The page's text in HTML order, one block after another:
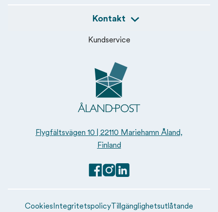
Åland Post
Kontakt
Kundservice
Flygfältsvägen 10 | 22110 Mariehamn Åland,
Finland
Facebook
Instagram
Linkedin
CookiesIntegritetspolicyTillgänglighetsutlåtande